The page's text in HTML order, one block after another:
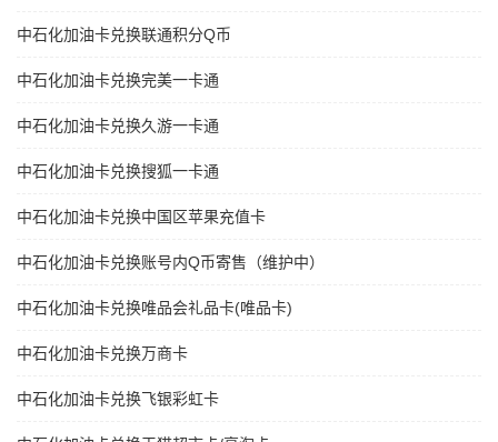
中石化加油卡兑换联通积分Q币
中石化加油卡兑换完美一卡通
中石化加油卡兑换久游一卡通
中石化加油卡兑换搜狐一卡通
中石化加油卡兑换中国区苹果充值卡
中石化加油卡兑换账号内Q币寄售（维护中）
中石化加油卡兑换唯品会礼品卡(唯品卡)
中石化加油卡兑换万商卡
中石化加油卡兑换飞银彩虹卡